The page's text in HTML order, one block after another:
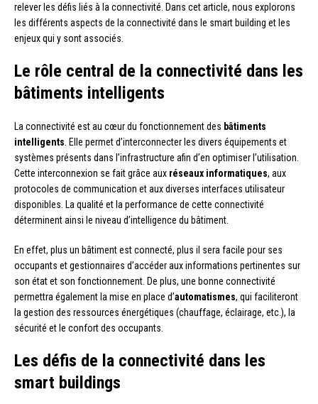
relever les défis liés à la connectivité. Dans cet article, nous explorons
les différents aspects de la connectivité dans le smart building et les
enjeux qui y sont associés.
Le rôle central de la connectivité dans les
bâtiments intelligents
La connectivité est au cœur du fonctionnement des bâtiments
intelligents . Elle permet d’interconnecter les divers équipements et
systèmes présents dans l’infrastructure afin d’en optimiser l’utilisation.
Cette interconnexion se fait grâce aux réseaux informatiques, aux
protocoles de communication et aux diverses interfaces utilisateur
disponibles. La qualité et la performance de cette connectivité
déterminent ainsi le niveau d’intelligence du bâtiment.
En effet, plus un bâtiment est connecté, plus il sera facile pour ses
occupants et gestionnaires d’accéder aux informations pertinentes sur
son état et son fonctionnement. De plus, une bonne connectivité
permettra également la mise en place d’automatismes, qui faciliteront
la gestion des ressources énergétiques (chauffage, éclairage, etc.), la
sécurité et le confort des occupants.
Les défis de la connectivité dans les
smart buildings